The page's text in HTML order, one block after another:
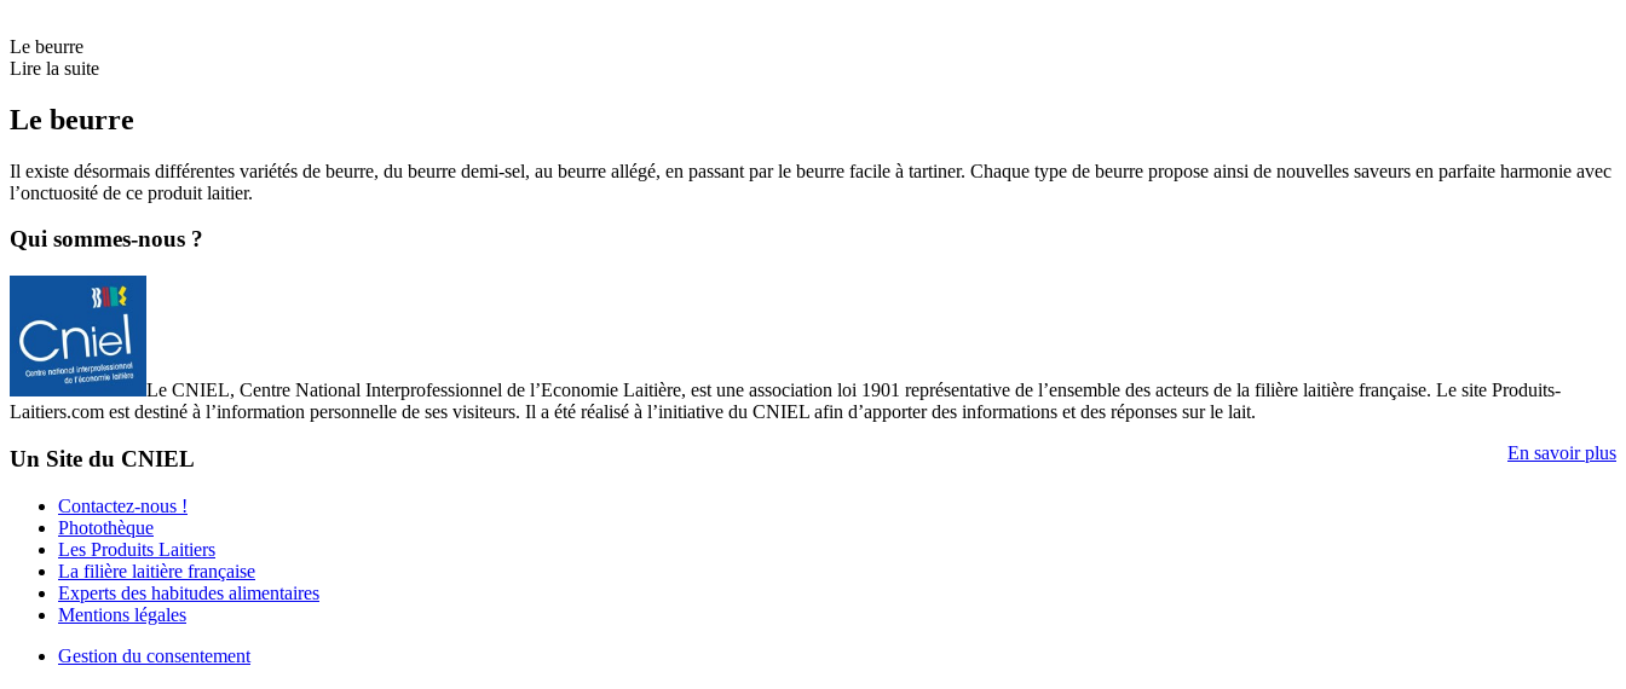
Le beurre
Lire la suite
Le beurre
Il existe désormais différentes variétés de beurre, du beurre demi-sel, au beurre allégé, en passant par le beurre facile à tartiner. Chaque type de beurre propose ainsi de nouvelles saveurs en parfaite harmonie avec
l’onctuosité de ce produit laitier.
Qui sommes-nous ?
Le CNIEL, Centre National Interprofessionnel de l’Economie Laitière, est une association loi 1901 représentative de l’ensemble des acteurs de la filière laitière française. Le site Produits-
Laitiers.com est destiné à l’information personnelle de ses visiteurs. Il a été réalisé à l’initiative du CNIEL afin d’apporter des informations et des réponses sur le lait.
En savoir plus
Un Site du CNIEL
Contactez-nous !
Photothèque
Les Produits Laitiers
La filière laitière française
Experts des habitudes alimentaires
Mentions légales
Gestion du consentement